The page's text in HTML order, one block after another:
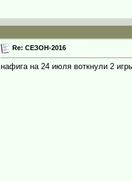
Re: СЕЗОН-2016
нафига на 24 июля воткнули 2